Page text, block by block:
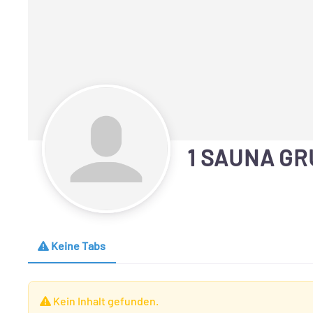
1 SAUNA
Keine Tabs
Kein Inhalt gefunden.